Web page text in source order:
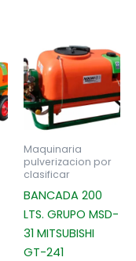
Maquinaria
pulverizacion por
clasificar
BANCADA 200
LTS. GRUPO MSD-
31 MITSUBISHI
GT-241